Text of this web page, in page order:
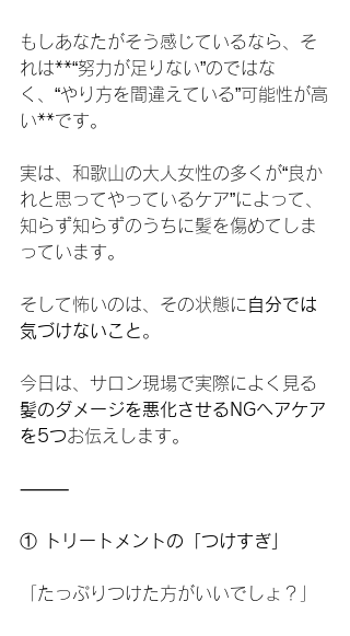
もしあなたがそう感じているなら、そ
れは**“努力が足りない”のではな
く、“やり方を間違えている”可能性が高
い**です。
実は、和歌山の大人女性の多くが“良か
れと思ってやっているケア”によって、
知らず知らずのうちに髪を傷めてしま
っています。
そして怖いのは、その状態に 自分では
気づけないこと。
今日は、サロン現場で実際によく見る
髪のダメージを悪化させるNGヘアケア
を5つお伝えします。
⸻
① トリートメントの「つけすぎ」
「たっぷりつけた方がいいでしょ？」